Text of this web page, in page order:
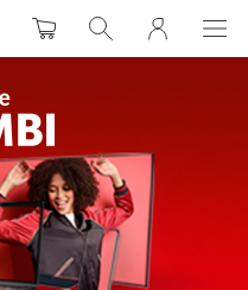
WarenkorbSuche MeinVodafone